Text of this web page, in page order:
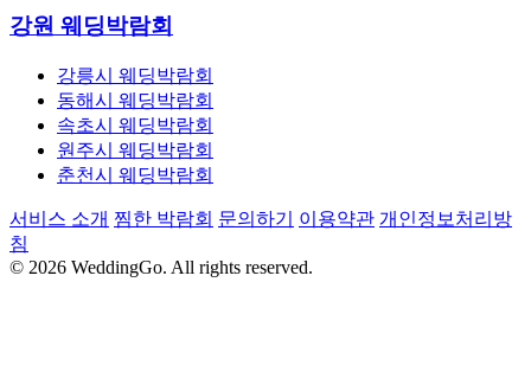
강원 웨딩박람회
강릉시 웨딩박람회
동해시 웨딩박람회
속초시 웨딩박람회
원주시 웨딩박람회
춘천시 웨딩박람회
서비스 소개 찜한 박람회 문의하기 이용약관 개인정보처리방
침
© 2026 WeddingGo. All rights reserved.